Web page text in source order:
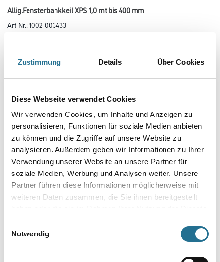
Zustimmung Details Über Cookies
Diese Webseite verwendet Cookies
Wir verwenden Cookies, um Inhalte und Anzeigen zu
personalisieren, Funktionen für soziale Medien anbieten
zu können und die Zugriffe auf unsere Website zu
analysieren. Außerdem geben wir Informationen zu Ihrer
Verwendung unserer Website an unsere Partner für
soziale Medien, Werbung und Analysen weiter. Unsere
Partner führen diese Informationen möglicherweise mit
weiteren Daten zusammen, die Sie ihnen bereitgestellt
Notwendig
Allig.Fensterbankkeil XPS 1,0 mt bis 400 mm
Art-Nr.:1002-003433
Ausbildung einer 2. Dichtebene unterhalb der Fensterbank in den
Länge in centimeter
Breite in centimeter
Gebinde